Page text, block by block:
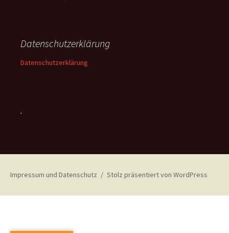
Datenschutzerklärung
Datenschutzerklärung
.
Impressum und Datenschutz Stolz präsentiert von WordPress